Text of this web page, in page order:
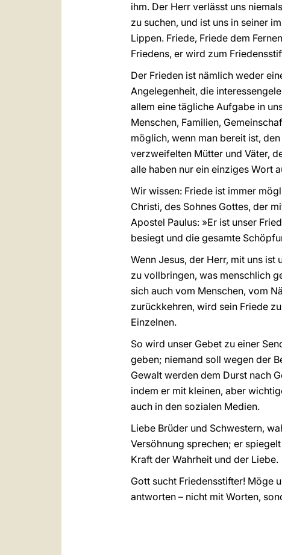
ihm. Der Herr verlässt uns
zu suchen, und ist uns in seiner
Lippen. Friede, Friede dem
Friedens, er wird zum
Der Frieden ist nämlich weder
Angelegenheit, die
allem eine tägliche Aufgabe in
Menschen, Familien,
möglich, wenn man bereit ist,
verzweifelten Mütter und Väter,
alle haben nur ein einziges Wort
Wir wissen: Friede ist immer
Christi, des Sohnes Gottes, der
Apostel Paulus: »Er ist unser
besiegt und die gesamte
Wenn Jesus, der Herr, mit uns
zu vollbringen, was menschlich
sich auch vom Menschen, vom
zurückkehren, wird sein Friede
Einzelnen.
So wird unser Gebet zu einer
geben; niemand soll wegen der
Gewalt werden dem Durst nach
indem er mit kleinen, aber
auch in den sozialen Medien.
Liebe Brüder und Schwestern,
Versöhnung sprechen; er
Kraft der Wahrheit und der Liebe.
Gott sucht Friedensstifter! Möge
antworten – nicht mit Worten,